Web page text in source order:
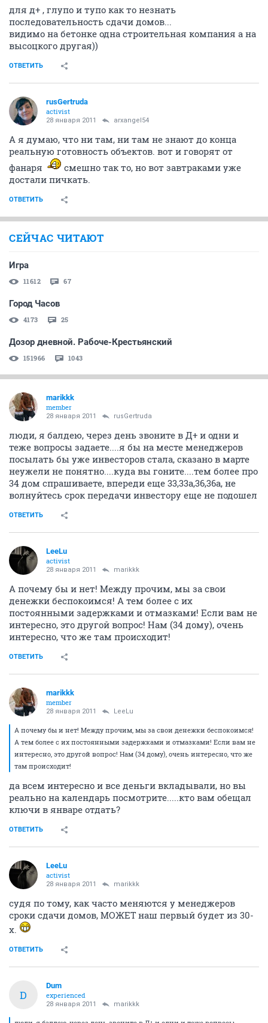
для д+ , глупо и тупо как то незнать
последовательность сдачи домов...
видимо на бетонке одна строительная компания а на
высоцкого другая))
ОТВЕТИТЬ
rusGertruda
activist
28 января 2011 arxangel54
А я думаю, что ни там, ни там не знают до конца
реальную готовность объектов. вот и говорят от
фанаря
смешно так то, но вот завтраками уже
достали пичкать.
ОТВЕТИТЬ
СЕЙЧАС ЧИТАЮТ
Игра
11612 67
Город Часов
4173 25
Дозор дневной. Рабоче-Крестьянский
151966 1043
marikkk
member
28 января 2011 rusGertruda
люди, я балдею, через день звоните в Д+ и одни и
теже вопросы задаете....я бы на месте менеджеров
посылать бы уже инвесторов стала, сказано в марте
неужели не понятно....куда вы гоните....тем более про
34 дом спрашиваете, впереди еще 33,33а,36,36а, не
волнуйтесь срок передачи инвестору еще не подошел
ОТВЕТИТЬ
LeeLu
activist
28 января 2011 marikkk
А почему бы и нет! Между прочим, мы за свои
денежки беспокоимся! А тем более с их
постоянными задержками и отмазками! Если вам не
интересно, это другой вопрос! Нам (34 дому), очень
интересно, что же там происходит!
ОТВЕТИТЬ
marikkk
member
28 января 2011 LeeLu
А почему бы и нет! Между прочим, мы за свои денежки беспокоимся!
А тем более с их постоянными задержками и отмазками! Если вам не
интересно, это другой вопрос! Нам (34 дому), очень интересно, что же
там происходит!
да всем интересно и все деньги вкладывали, но вы
реально на календарь посмотрите.....кто вам обещал
ключи в январе отдать?
ОТВЕТИТЬ
LeeLu
activist
28 января 2011 marikkk
судя по тому, как часто меняются у менеджеров
сроки сдачи домов, МОЖЕТ наш первый будет из 30-
х.
ОТВЕТИТЬ
D
Dum
experienced
28 января 2011 marikkk